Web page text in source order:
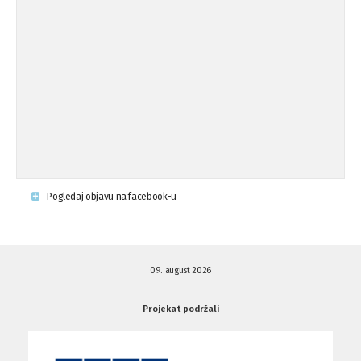
Pogledaj objavu na facebook-u
09. august 2026
Projekat podržali